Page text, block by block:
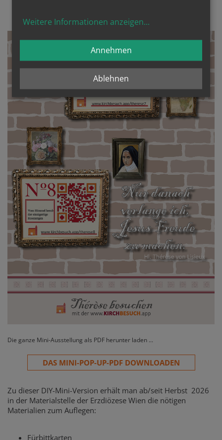
Die ganze Mini-Ausstellung als PDF herunter laden ...
DAS MINI-POP-UP-PDF DOWNLOADEN
Zu dieser DIY-Mini-Version erhält man ab/seit Herbst 2026
in der Materialstelle der Erzdiözese Wien die nötigen
Materialien zum Auflegen:
Fürbittkarten
Weitere Informationen anzeigen...
Ablehnen
Annehmen